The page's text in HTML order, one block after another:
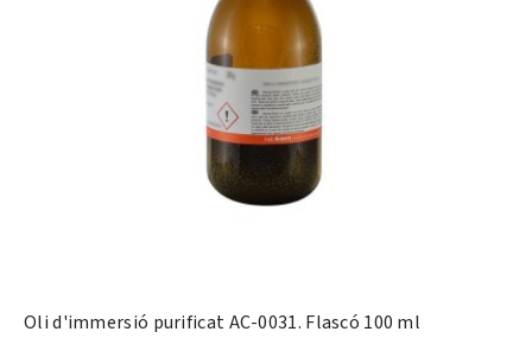
Oli d'immersió purificat AC-0031. Flascó 100 ml